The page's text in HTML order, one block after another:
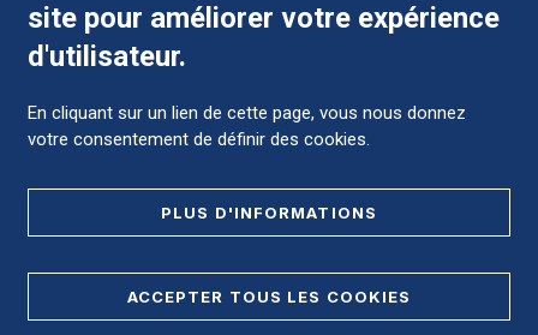
Comment préparer mon hospitalisation ?
site pour améliorer votre expérience
d'utilisateur.
En cliquant sur un lien de cette page, vous nous donnez
votre consentement de définir des cookies.
PLUS D'INFORMATIONS
ACCEPTER TOUS LES COOKIES